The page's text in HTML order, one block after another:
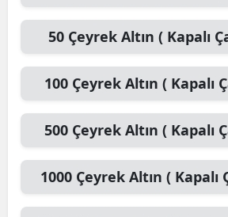
50 Çeyrek Altın ( Kapalı
100 Çeyrek Altın ( Kapalı
500 Çeyrek Altın ( Kapalı
1000 Çeyrek Altın ( Kapalı